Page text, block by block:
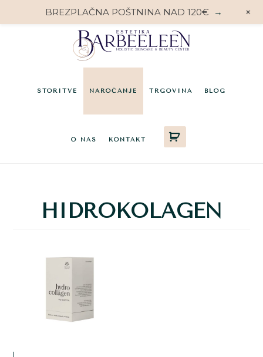
STORITVE NAROČANJE TRGOVINA BLOG
O NAS KONTAKT
HIDROKOLAGEN
BREZPLAČNA POŠTNINA NAD 120€ → +